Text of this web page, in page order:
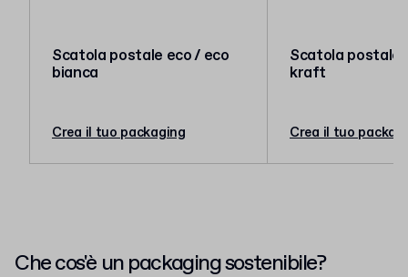
Scatola postale eco / eco
bianca
Crea il tuo packaging
Scatola postale
kraft
Crea il tuo
Che cos'è un packaging sostenibile?